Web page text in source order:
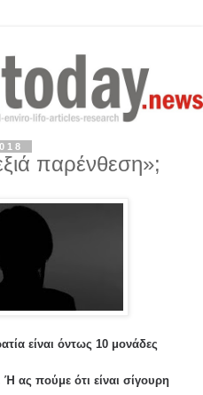
παρένθεση»;
είναι όντως 10 μονάδες
ας πούμε ότι είναι σίγουρη